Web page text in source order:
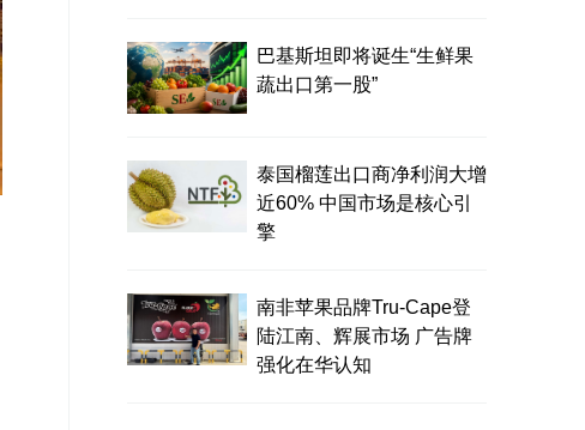
巴基斯坦即将诞生“生鲜果
蔬出口第一股”
泰国榴莲出口商净利润大增
近60% 中国市场是核心引
擎
南非苹果品牌Tru-Cape登
陆江南、辉展市场 广告牌
强化在华认知